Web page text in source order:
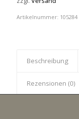
Artikelnummer: 105284
Beschreibung
Rezensionen (0)